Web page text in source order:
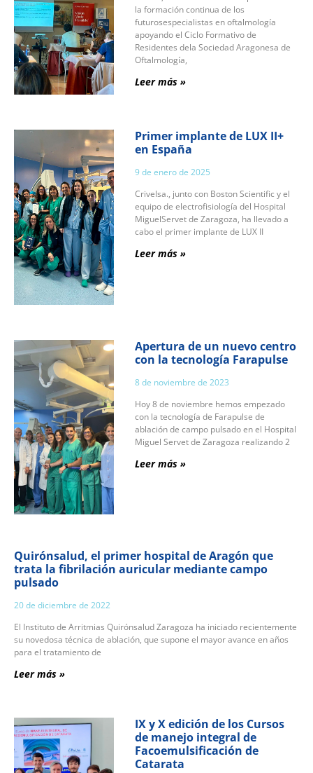
la formación continua de los
futurosespecialistas en oftalmología
apoyando el Ciclo Formativo de
Residentes dela Sociedad Aragonesa de
Oftalmología,
Leer más »
Primer implante de LUX II+
en España
9 de enero de 2025
Crivelsa., junto con Boston Scientific y el
equipo de electrofisiología del Hospital
MiguelServet de Zaragoza, ha llevado a
cabo el primer implante de LUX II
Leer más »
Apertura de un nuevo centro
con la tecnología Farapulse
8 de noviembre de 2023
Hoy 8 de noviembre hemos empezado
con la tecnología de Farapulse de
ablación de campo pulsado en el Hospital
Miguel Servet de Zaragoza realizando 2
Leer más »
Quirónsalud, el primer hospital de Aragón que
trata la fibrilación auricular mediante campo
pulsado
20 de diciembre de 2022
El Instituto de Arritmias Quirónsalud Zaragoza ha iniciado recientemente
su novedosa técnica de ablación, que supone el mayor avance en años
para el tratamiento de
Leer más »
IX y X edición de los Cursos
de manejo integral de
Facoemulsificación de
Catarata